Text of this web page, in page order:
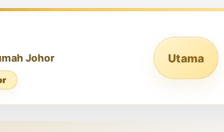
Johor Utama